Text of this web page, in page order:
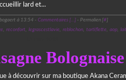
lard et...
à 13:54 - Commentaires […]- Permalien [#]
, reconfort, legrascestlavie, reblochon, tartiflette, aop,
Bolognaise
à découvrir sur ma boutique Akana